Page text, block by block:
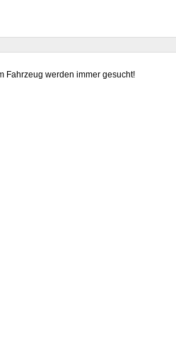
Fahrzeug werden immer gesucht!